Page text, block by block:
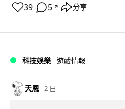
39 5 ↗ 分享
科技娛樂 遊戲情報
天恩 2 日